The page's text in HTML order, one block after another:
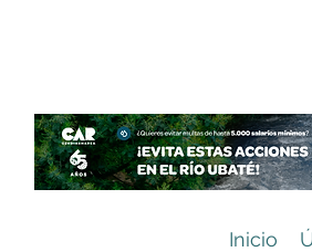
Inicio